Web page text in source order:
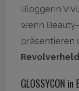
Bloggerin
wenn
präsentieren
Revolverheld
GLOSSYCON in